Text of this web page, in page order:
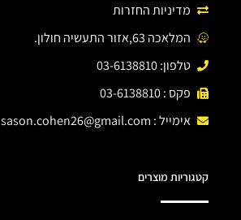
מדיניות החזרות
המלאכה 63,אזור התעשיה חולון.
טלפון: 03-6138810
פקס : 03-6138810
אימייל : sason.cohen26@gmail.com
קטגוריות מוצרים